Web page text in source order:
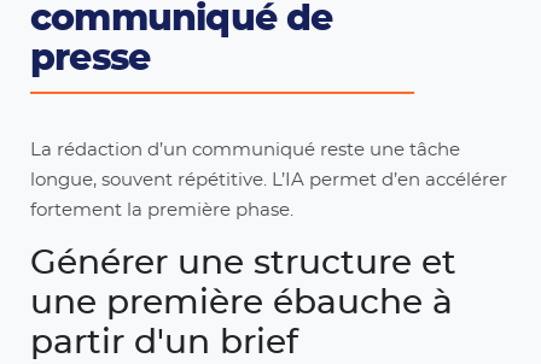
communiqué de
presse
La rédaction d’un communiqué reste une tâche
longue, souvent répétitive. L’IA permet d’en accélérer
fortement la première phase.
Générer une structure et
une première ébauche à
partir d'un brief